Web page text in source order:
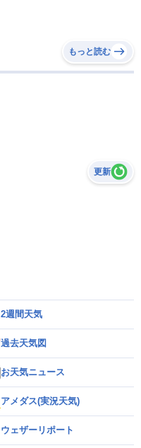
もっと読む
更新
2週間天気
過去天気図
お天気ニュース
アメダス(実況天気)
ウェザーリポート